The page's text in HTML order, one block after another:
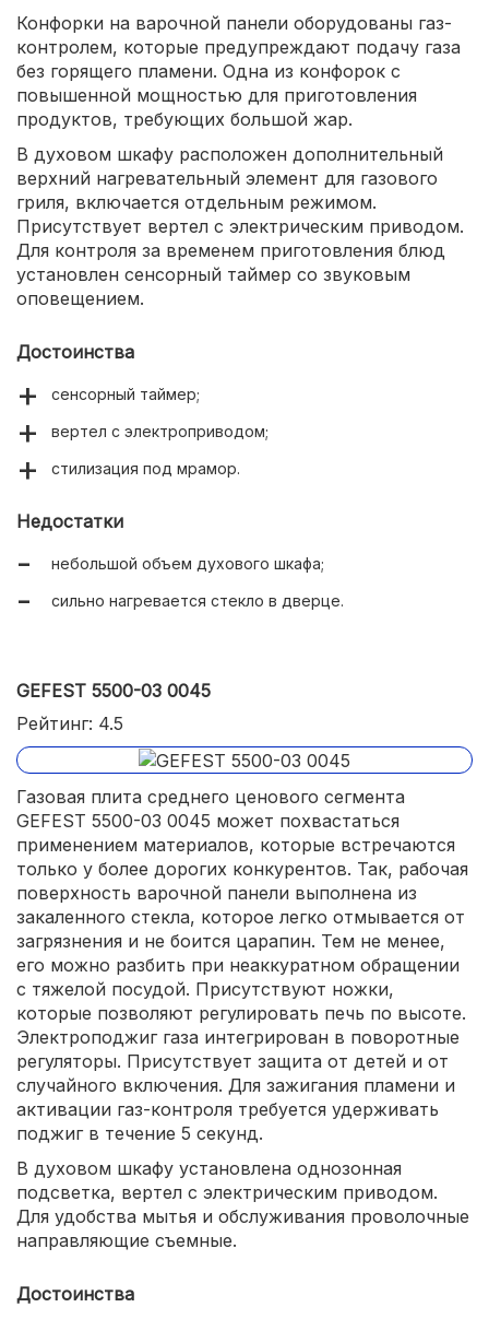
Конфорки на варочной панели оборудованы газ-
контролем, которые предупреждают подачу газа
без горящего пламени. Одна из конфорок с
повышенной мощностью для приготовления
продуктов, требующих большой жар.
В духовом шкафу расположен дополнительный
верхний нагревательный элемент для газового
гриля, включается отдельным режимом.
Присутствует вертел с электрическим приводом.
Для контроля за временем приготовления блюд
установлен сенсорный таймер со звуковым
оповещением.
Достоинства
сенсорный таймер;
вертел с электроприводом;
стилизация под мрамор.
Недостатки
небольшой объем духового шкафа;
сильно нагревается стекло в дверце.
GEFEST 5500-03 0045
Рейтинг: 4.5
Газовая плита среднего ценового сегмента
GEFEST 5500-03 0045 может похвастаться
применением материалов, которые встречаются
только у более дорогих конкурентов. Так, рабочая
поверхность варочной панели выполнена из
закаленного стекла, которое легко отмывается от
загрязнения и не боится царапин. Тем не менее,
его можно разбить при неаккуратном обращении
с тяжелой посудой. Присутствуют ножки,
которые позволяют регулировать печь по высоте.
Электроподжиг газа интегрирован в поворотные
регуляторы. Присутствует защита от детей и от
случайного включения. Для зажигания пламени и
активации газ-контроля требуется удерживать
поджиг в течение 5 секунд.
В духовом шкафу установлена однозонная
подсветка, вертел с электрическим приводом.
Для удобства мытья и обслуживания проволочные
направляющие съемные.
Достоинства